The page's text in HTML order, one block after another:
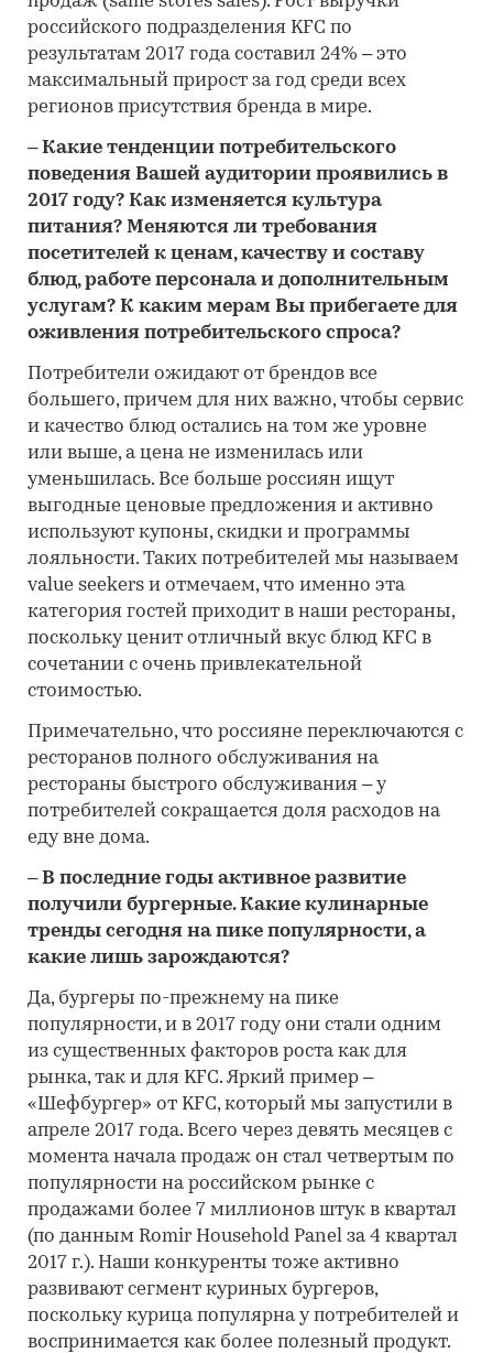
российского подразделения KFC по
результатам 2017 года составил 24% – это
максимальный прирост за год среди всех
регионов присутствия бренда в мире.
– Какие тенденции потребительского
поведения Вашей аудитории проявились в
2017 году? Как изменяется культура
питания? Меняются ли требования
посетителей к ценам, качеству и составу
блюд, работе персонала и дополнительным
услугам? К каким мерам Вы прибегаете для
оживления потребительского спроса?
Потребители ожидают от брендов все
большего, причем для них важно, чтобы сервис
и качество блюд остались на том же уровне
или выше, а цена не изменилась или
уменьшилась. Все больше россиян ищут
выгодные ценовые предложения и активно
используют купоны, скидки и программы
лояльности. Таких потребителей мы называем
value seekers и отмечаем, что именно эта
категория гостей приходит в наши рестораны,
поскольку ценит отличный вкус блюд KFC в
сочетании с очень привлекательной
стоимостью.
Примечательно, что россияне переключаются с
ресторанов полного обслуживания на
рестораны быстрого обслуживания – у
потребителей сокращается доля расходов на
еду вне дома.
– В последние годы активное развитие
получили бургерные. Какие кулинарные
тренды сегодня на пике популярности, а
какие лишь зарождаются?
Да, бургеры по-прежнему на пике
популярности, и в 2017 году они стали одним
из существенных факторов роста как для
рынка, так и для KFC. Яркий пример –
«Шефбургер» от KFC, который мы запустили в
апреле 2017 года. Всего через девять месяцев с
момента начала продаж он стал четвертым по
популярности на российском рынке с
продажами более 7 миллионов штук в квартал
(по данным Romir Household Panel за 4 квартал
2017 г.). Наши конкуренты тоже активно
развивают сегмент куриных бургеров,
поскольку курица популярна у потребителей и
воспринимается как более полезный продукт.